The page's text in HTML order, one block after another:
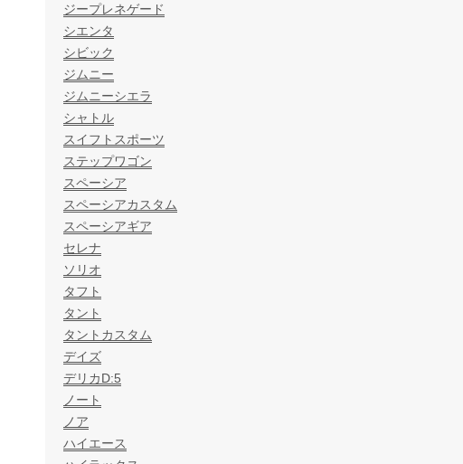
ジープレネゲード
シエンタ
シビック
ジムニー
ジムニーシエラ
シャトル
スイフトスポーツ
ステップワゴン
スペーシア
スペーシアカスタム
スペーシアギア
セレナ
ソリオ
タフト
タント
タントカスタム
デイズ
デリカD:5
ノート
ノア
ハイエース